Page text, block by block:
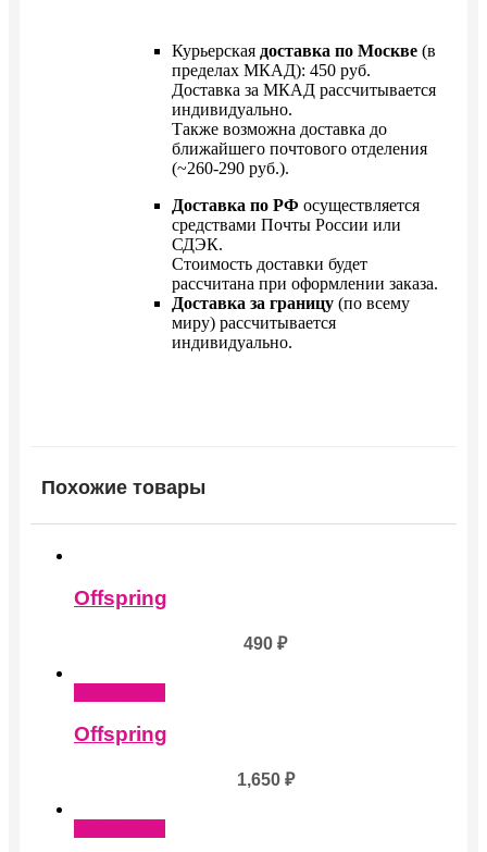
Курьерская доставка по Москве (в
пределах МКАД): 450 руб.
Доставка за МКАД рассчитывается
индивидуально.
Также возможна доставка до
ближайшего почтового отделения
(~260-290 руб.).
Доставка по РФ осуществляется
средствами Почты России или
СДЭК.
Стоимость доставки будет
рассчитана при оформлении заказа.
Доставка за границу (по всему
миру) рассчитывается
индивидуально.
Похожие товары
Offspring
490 ₽
Offspring
1,650 ₽